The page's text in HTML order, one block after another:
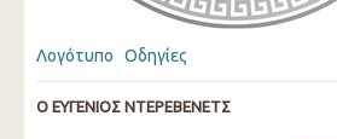
Λογότυπο Οδηγίες
Ο ΕΥΓΕΝΙΟΣ ΝΤΕΡΕΒΕΝΕΤΣ